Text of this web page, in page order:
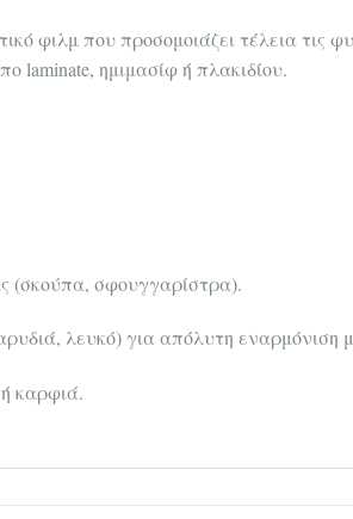
φιλμ που προσομοιάζει τέλεια τις
laminate, ημιμασίφ ή πλακιδίου.
(σκούπα, σφουγγαρίστρα).
λευκό) για απόλυτη εναρμόνιση
καρφιά.